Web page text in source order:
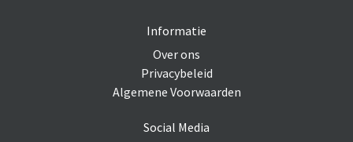
Informatie
Over ons
Privacybeleid
Algemene Voorwaarden
Social Media